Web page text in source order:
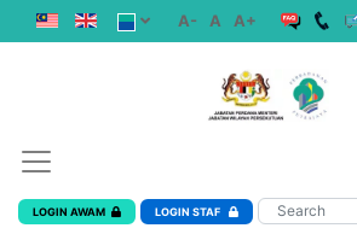
A- A A+
LOGIN AWAM LOGIN STAF